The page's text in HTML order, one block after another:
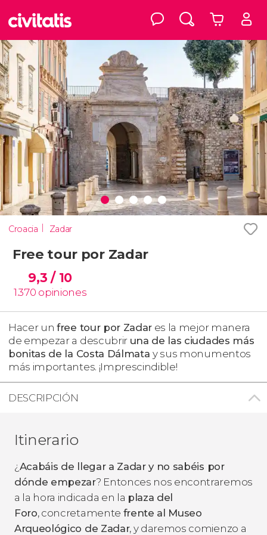
Croacia Zadar
Free tour por Zadar
9,3/ 10
1.370 opiniones
Hacer unfree tour por Zadar es la mejor manera
de empezar a descubrir una de las ciudades más
bonitas de la Costa Dálmatay sus monumentos
más importantes. ¡Imprescindible!
DESCRIPCIÓN
Itinerario
¿ Acabáis de llegar a Zadar y no sabéis por
dónde empezar? Entonces nos encontraremos
a la hora indicada en la plaza del
Foro, concretamente frente al Museo
Arqueológico de Zadar, y daremos comienzo a